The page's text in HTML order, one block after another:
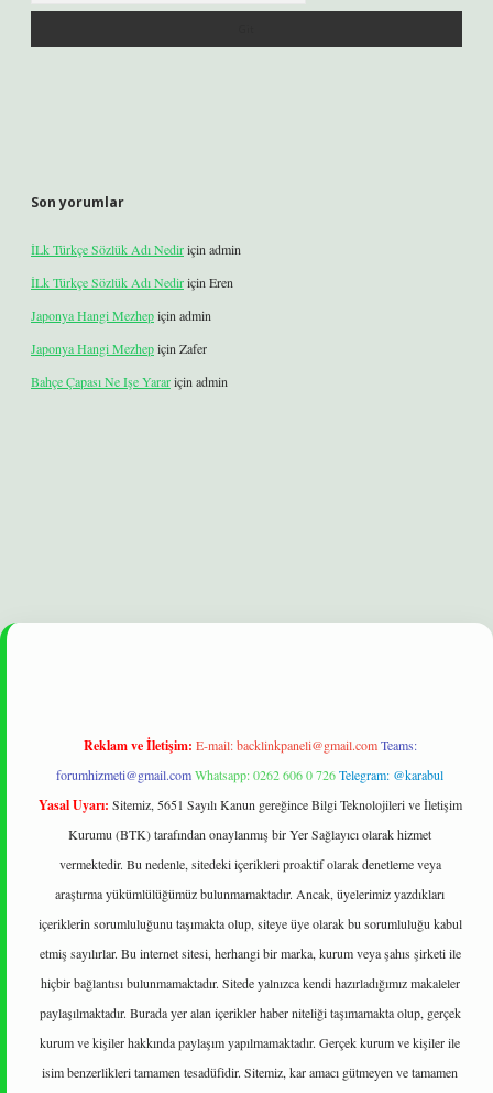
Son yorumlar
İLk Türkçe Sözlük Adı Nediriçin admin
İLk Türkçe Sözlük Adı Nediriçin Eren
Japonya Hangi Mezhepiçin admin
Japonya Hangi Mezhepiçin Zafer
Bahçe Çapası Ne Işe Yarariçin admin
Reklam ve İletişim: E-mail:backlinkpaneli@gmail.com Teams:
forumhizmeti@gmail.comWhatsapp: 0262 606 0 726Telegram: @karabul
Yasal Uyarı: Sitemiz, 5651 Sayılı Kanun gereğince Bilgi Teknolojileri ve İletişim
Kurumu (BTK) tarafından onaylanmış bir Yer Sağlayıcı olarak hizmet
vermektedir. Bu nedenle, sitedeki içerikleri proaktif olarak denetleme veya
araştırma yükümlülüğümüz bulunmamaktadır. Ancak, üyelerimiz yazdıkları
içeriklerin sorumluluğunu taşımakta olup, siteye üye olarak bu sorumluluğu kabul
etmiş sayılırlar. Bu internet sitesi, herhangi bir marka, kurum veya şahıs şirketi ile
hiçbir bağlantısı bulunmamaktadır. Sitede yalnızca kendi hazırladığımız makaleler
paylaşılmaktadır. Burada yer alan içerikler haber niteliği taşımamakta olup, gerçek
kurum ve kişiler hakkında paylaşım yapılmamaktadır. Gerçek kurum ve kişiler ile
isim benzerlikleri tamamen tesadüfidir. Sitemiz, kar amacı gütmeyen ve tamamen